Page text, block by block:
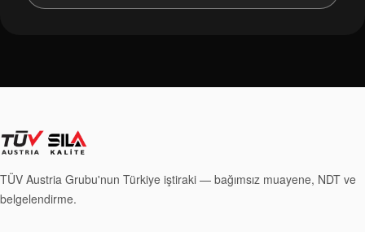
TÜV Austria Grubu'nun Türkiye iştiraki — bağımsız muayene, NDT ve
belgelendirme.